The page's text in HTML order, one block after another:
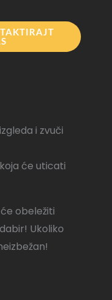
i zvuči
će uticati
obeležiti
Ukoliko